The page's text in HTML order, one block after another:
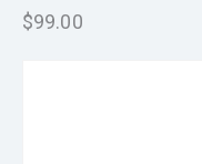
$99.00